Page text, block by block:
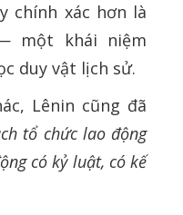
chính xác hơn là
một khái niệm
duy vật lịch sử.
Lênin cũng đã
tổ chức lao động
có kỷ luật, có kế